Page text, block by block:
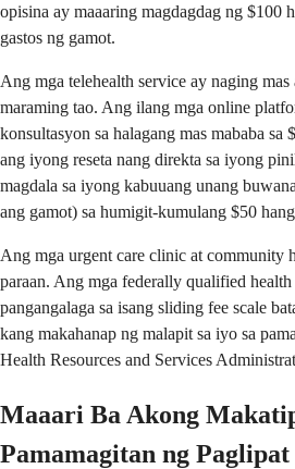
opisina ay maaaring magdagdag ng $100
gastos ng gamot.
Ang mga telehealth service ay naging
maraming tao. Ang ilang mga online
konsultasyon sa halagang mas mababa sa
ang iyong reseta nang direkta sa iyong
magdala sa iyong kabuuang unang
ang gamot) sa humigit-kumulang $50
Ang mga urgent care clinic at community
paraan. Ang mga federally qualified
pangangalaga sa isang sliding fee scale
kang makahanap ng malapit sa iyo sa
Health Resources and Services
Maaari Ba Akong
Pamamagitan ng